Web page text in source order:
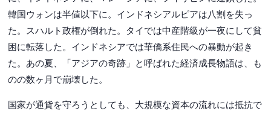
韓国ウォンは半値以下に。インドネシアルピアは八割を失っ
た。スハルト政権が倒れた。タイでは中産階級が一夜にして貧
困に転落した。インドネシアでは華僑系住民への暴動が起き
た。あの夏、「アジアの奇跡」と呼ばれた経済成長物語は、も
のの数ヶ月で崩壊した。
国家が通貨を守ろうとしても、大規模な資本の流れには抵抗で